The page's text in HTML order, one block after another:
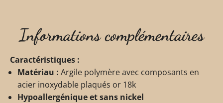
Informations complémentaires
Caractéristiques :
Matériau : Argile polymère avec composants en
acier inoxydable plaqués or 18k
Hypoallergénique et sans nickel